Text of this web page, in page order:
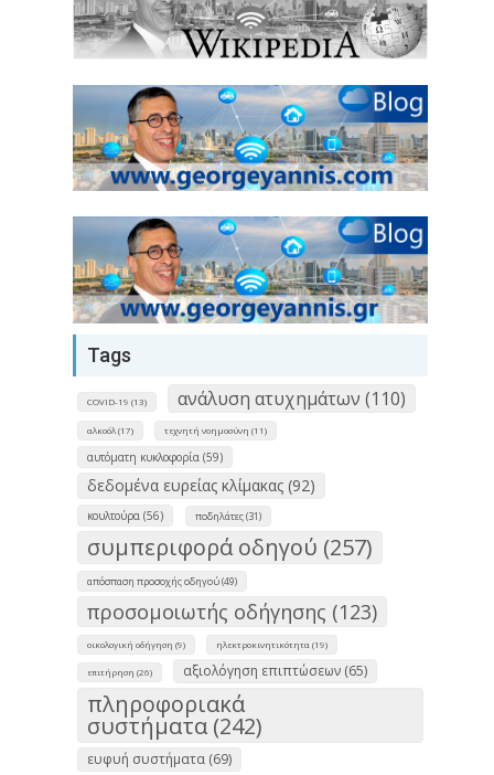
Tags
COVID-19 (13) ανάλυση ατυχημάτων (110)
αλκοόλ (17) τεχνητή νοημοσύνη (11)
αυτόματη κυκλοφορία (59)
δεδομένα ευρείας κλίμακας (92)
κουλτούρα (56) ποδηλάτες (31)
συμπεριφορά οδηγού (257)
απόσπαση προσοχής οδηγού (49)
προσομοιωτής οδήγησης (123)
οικολογική οδήγηση (9) ηλεκτροκινητικότητα (19)
επιτήρηση (26) αξιολόγηση επιπτώσεων (65)
πληροφοριακά
συστήματα (242)
ευφυή συστήματα (69)